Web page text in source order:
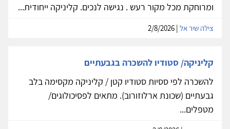
ומרוחקת מכל מקור רעש . נגישה לנכים. קליניקה ייחודית...
צילה שיר אל
קליניקה/ סטודיו להשכרה בגבעתיים
להשכרה לפי ססיות סטודיו קטן / קליניקה מקסימה בלב
גבעתיים (שכונת ארלוזורוב). מתאים לפסיכולוגים/
מטפלים...